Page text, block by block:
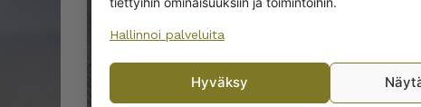
Hallinnoi palveluita
Hyväksy
By subscribing to the newsletter, you consent to